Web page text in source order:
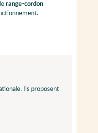
range-cordon
Ils proposent